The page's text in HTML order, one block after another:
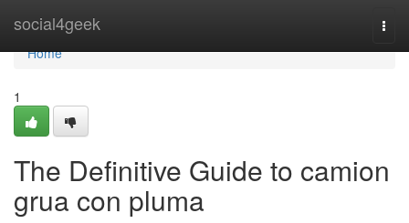
social4geek
Home
Home
1
The Definitive Guide to camion
grua con pluma